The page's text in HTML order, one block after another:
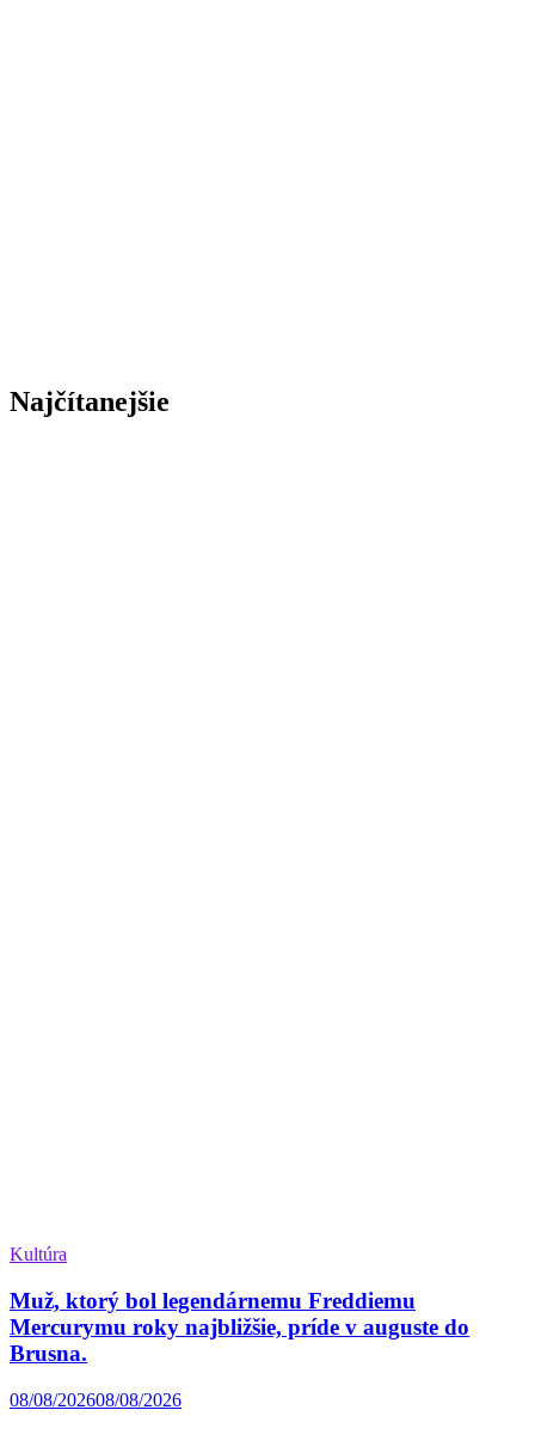
Najčítanejšie
Kultúra
Muž, ktorý bol legendárnemu Freddiemu
Mercurymu roky najbližšie, príde v auguste do
Brusna.
08/08/202608/08/2026